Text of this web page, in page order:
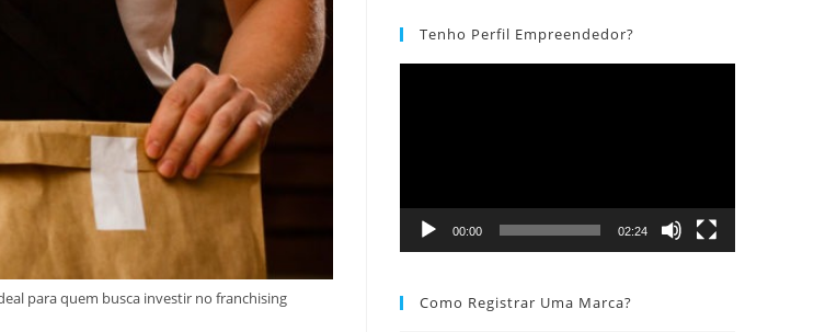
para quem busca investir no franchising
Tenho Perfil Empreendedor?
00:00 02:24
Como Registrar Uma Marca?